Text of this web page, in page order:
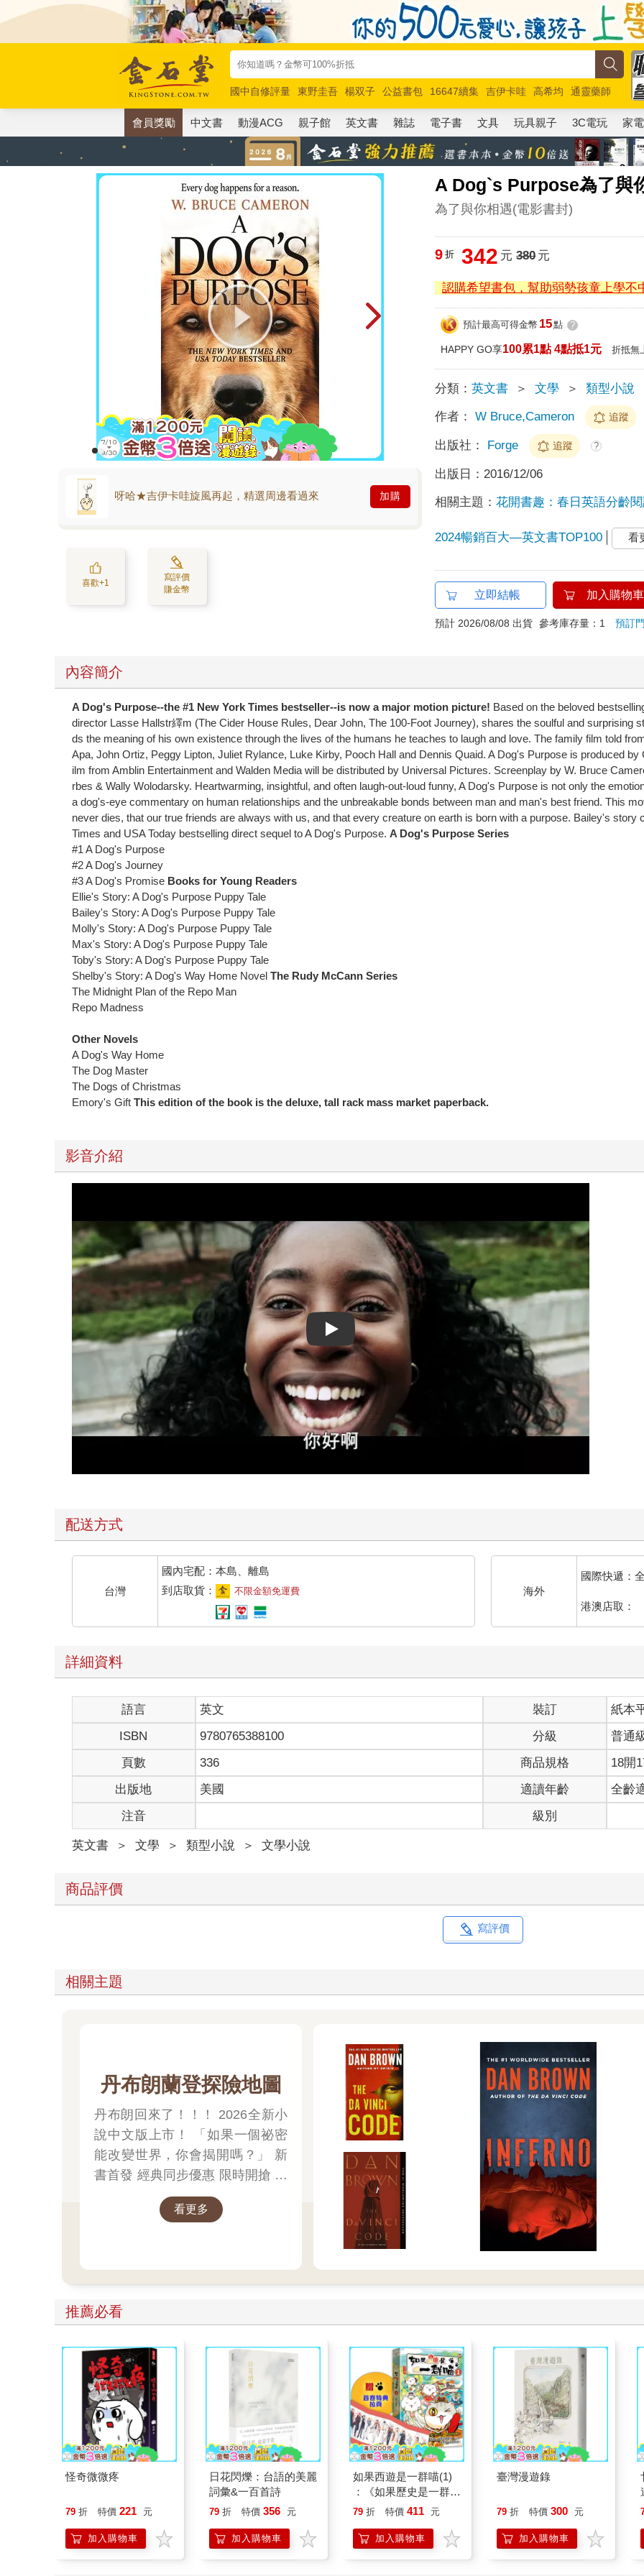
國中自修評量 東野圭吾 楊双子 公益書包 16647續集 吉伊卡哇 高希均
通靈藥師
唯紅花綻放
奧德賽 路邊攤新作 馬斯克 玩具總動員5 超慢跑
會員獎勵 中文書 動漫ACG 親子館 英文書 雜誌 電子書 文具 玩具親子 3C電玩 家電
A Dog`s Purpose為了與
為了與你相遇(電影書封)
呀哈★吉伊卡哇旋風再起，精選周邊看過來 加購
喜歡+1
寫評價
賺金幣
9 折 342 元 380元
認購希望書包，幫助弱勢孩童上學不
預計最高可得金幣 15點 ?
HAPPY GO享100累1點 4點抵1元 折抵無
分類：英文書 ＞ 文學 ＞ 類型小說
作者： W Bruce,Cameron 追蹤
出版社： Forge 追蹤 ?
出版日： 2016/12/06
相關主題：花開書趣：春日英語分齡
2024暢銷百大—英文書TOP100 看
立即結帳 加入購物車
預計 2026/08/08 出貨 參考庫存量：1預訂
內容簡介
A Dog's Purpose--the #1 New York Times bestseller--is now a major motion picture! Based on the beloved
director Lasse Hallstr繹m (The Cider House Rules, Dear John, The 100-Foot Journey), shares the soulful and surprising
ds the meaning of his own existence through the lives of the humans he teaches to laugh and love. The family film told
Apa, John Ortiz, Peggy Lipton, Juliet Rylance, Luke Kirby, Pooch Hall and Dennis Quaid. A Dog's Purpose is produced
ilm from Amblin Entertainment and Walden Media will be distributed by Universal Pictures. Screenplay by W. Bruce
rbes & Wally Wolodarsky. Heartwarming, insightful, and often laugh-out-loud funny, A Dog's Purpose is not only the
a dog's-eye commentary on human relationships and the unbreakable bonds between man and man's best friend. This
never dies, that our true friends are always with us, and that every creature on earth is born with a purpose. Bailey's
Times and USA Today bestselling direct sequel to A Dog's Purpose.A Dog's Purpose Series
#1 A Dog's Purpose
#2 A Dog's Journey
#3 A Dog's Promise Books for Young Readers
Ellie's Story: A Dog's Purpose Puppy Tale
Bailey's Story: A Dog's Purpose Puppy Tale
Molly's Story: A Dog's Purpose Puppy Tale
Max's Story: A Dog's Purpose Puppy Tale
Toby's Story: A Dog's Purpose Puppy Tale
Shelby's Story: A Dog's Way Home NovelThe Rudy McCann Series
The Midnight Plan of the Repo Man
Repo Madness
Other Novels
A Dog's Way Home
The Dog Master
The Dogs of Christmas
Emory's GiftThis edition of the book is the deluxe, tall rack mass market paperback.
影音介紹
Play video
配送方式
台灣
國內宅配：本島、離島
到店取貨：
不限金額免運費 海外
國際快遞：
港澳店取：
詳細資料
語言 英文 裝訂
紙本
ISBN
9780765388100 分級
普通
頁數
336 商品規格
18開
出版地
美國 適讀年齡
全齡
注音
級別
英文書 ＞ 文學 ＞ 類型小說 ＞ 文學小說
商品評價
寫評價
相關主題
丹布朗蘭登探險地圖
丹布朗回來了！！！ 2026全新小
說中文版上市！ 「如果一個祕密
能改變世界，你會揭開嗎？」 新
書首發 經典同步優惠 限時開搶 書
展期間限定 數量有限，售完為止
推理迷，這次別再錯過
看更多
推薦必看
怪奇微微疼
79 折 特價 221 元
加入購物車
日花閃爍：台語的美麗
詞彙&一百首詩
79 折 特價 356 元
加入購物車
如果西遊是一群喵(1)
：《如果歷史是一群
喵》作者最新力作，附
79 折 特價 411 元
加入購物車
臺灣漫遊錄
79 折 特價 300 元
加入購物車